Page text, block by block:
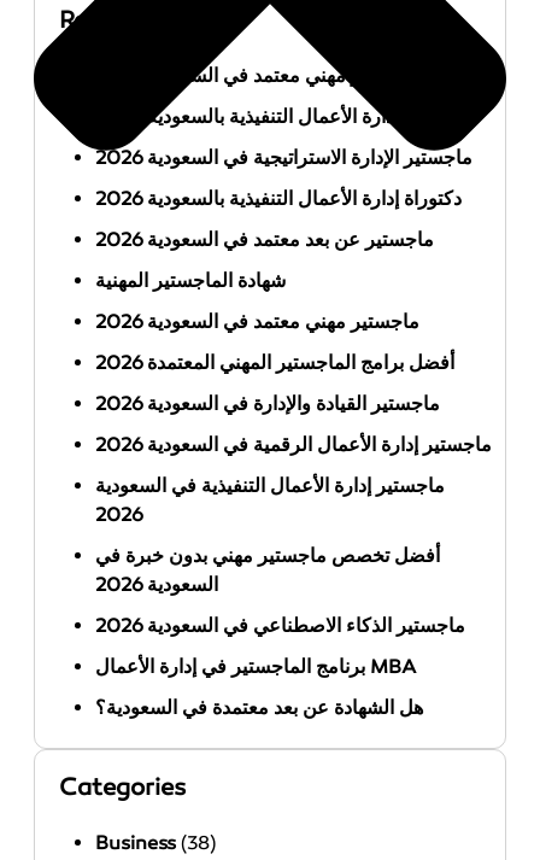
Recent Posts
أفضل ماجستير مهني معتمد في السعودية 2026
ماجستير إدارة الأعمال التنفيذية بالسعودية 2026
ماجستير الإدارة الاستراتيجية في السعودية 2026
دكتوراة إدارة الأعمال التنفيذية بالسعودية 2026
ماجستير عن بعد معتمد في السعودية 2026
شهادة الماجستير المهنية
ماجستير مهني معتمد في السعودية 2026
أفضل برامج الماجستير المهني المعتمدة 2026
ماجستير القيادة والإدارة في السعودية 2026
ماجستير إدارة الأعمال الرقمية في السعودية 2026
ماجستير إدارة الأعمال التنفيذية في السعودية
2026
أفضل تخصص ماجستير مهني بدون خبرة في
السعودية 2026
ماجستير الذكاء الاصطناعي في السعودية 2026
برنامج الماجستير في إدارة الأعمال MBA
هل الشهادة عن بعد معتمدة في السعودية؟
Categories
Business (38)